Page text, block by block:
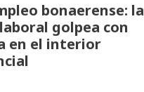
bonaerense: la
golpea con
en el interior